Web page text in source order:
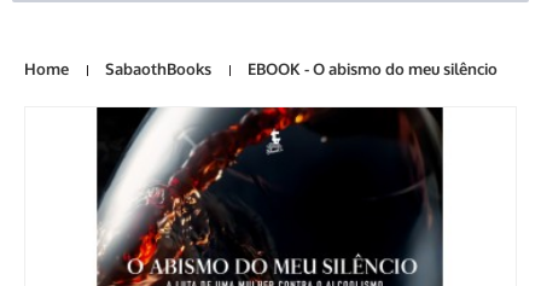
Home SabaothBooks EBOOK - O abismo do meu silêncio